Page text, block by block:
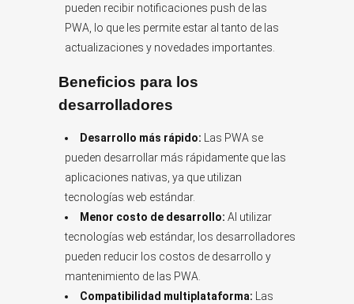
pueden recibir notificaciones push de las
PWA, lo que les permite estar al tanto de las
actualizaciones y novedades importantes.
Beneficios para los
desarrolladores
Desarrollo más rápido: Las PWA se
pueden desarrollar más rápidamente que las
aplicaciones nativas, ya que utilizan
tecnologías web estándar.
Menor costo de desarrollo: Al utilizar
tecnologías web estándar, los desarrolladores
pueden reducir los costos de desarrollo y
mantenimiento de las PWA.
Compatibilidad multiplataforma: Las